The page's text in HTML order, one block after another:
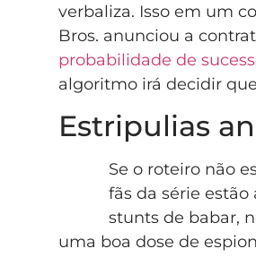
verbaliza. Isso em um
Bros. anunciou a
probabilidade de
algoritmo irá decidir
Estripulias
Se o roteiro não
fãs da série
stunts de babar,
uma boa dose de